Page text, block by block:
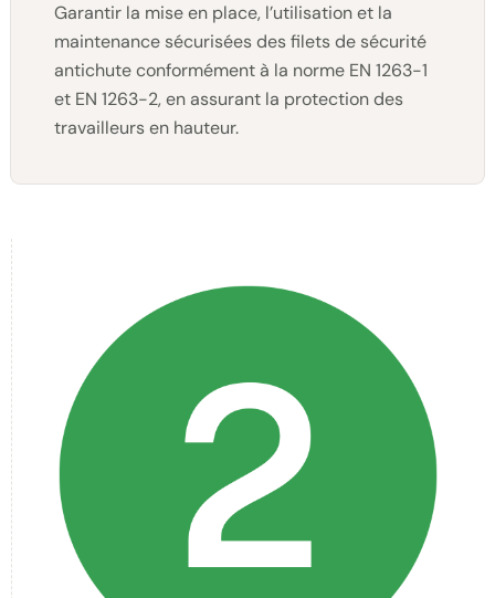
Garantir la mise en place, l’utilisation et la
maintenance sécurisées des filets de sécurité
antichute conformément à la norme EN 1263-1
et EN 1263-2, en assurant la protection des
travailleurs en hauteur.